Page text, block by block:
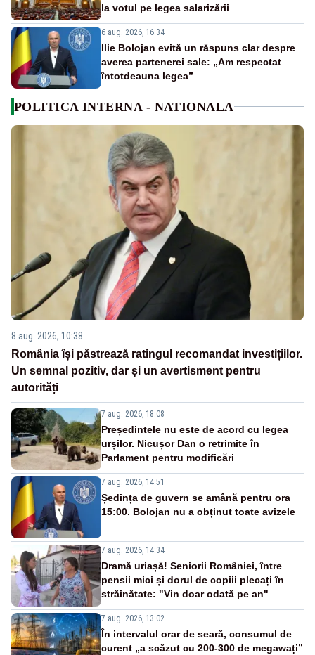
la votul pe legea salarizării
6 aug. 2026, 16:34
Ilie Bolojan evită un răspuns clar despre
averea partenerei sale: „Am respectat
întotdeauna legea”
POLITICA INTERNA - NATIONALA
8 aug. 2026, 10:38
România își păstrează ratingul recomandat investițiilor.
Un semnal pozitiv, dar și un avertisment pentru
autorități
7 aug. 2026, 18:08
Președintele nu este de acord cu legea
urșilor. Nicușor Dan o retrimite în
Parlament pentru modificări
7 aug. 2026, 14:51
Ședința de guvern se amână pentru ora
15:00. Bolojan nu a obținut toate avizele
7 aug. 2026, 14:34
Dramă uriașă! Seniorii României, între
pensii mici și dorul de copiii plecați în
străinătate: "Vin doar odată pe an"
7 aug. 2026, 13:02
În intervalul orar de seară, consumul de
curent „a scăzut cu 200-300 de megawați”